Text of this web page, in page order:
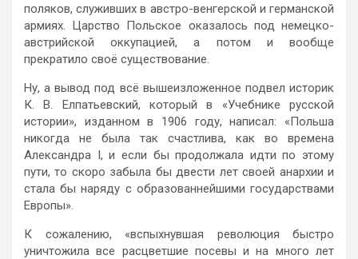
поляков, служивших в австро-венгерской и германской
армиях. Царство Польское оказалось под немецко-
австрийской оккупацией, а потом и вообще
прекратило своё существование.
Ну, а вывод под всё вышеизложенное подвел историк
К. В. Елпатьевский, который в «Учебнике русской
истории», изданном в 1906 году, написал: «Польша
никогда не была так счастлива, как во времена
Александра I, и если бы продолжала идти по этому
пути, то скоро забыла бы двести лет своей анархии и
стала бы наряду с образованнейшими государствами
Европы».
К сожалению, «вспыхнувшая революция быстро
уничтожила все расцветшие посевы и на много лет